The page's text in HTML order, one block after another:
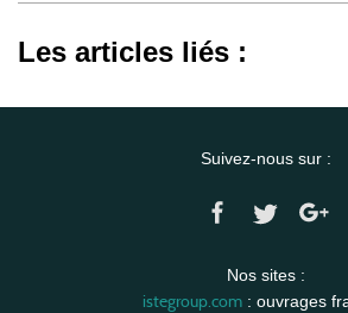
Les articles liés :
Suivez-nous sur :
Nos sites :
istegroup.com: ouvrages